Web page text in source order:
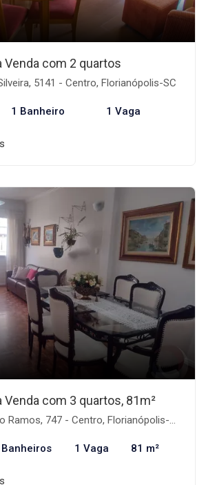
Venda com 2 quartos
5141 - Centro, Florianópolis-SC
1 Banheiro 1 Vaga
Venda com 3 quartos, 81m²
Ramos, 747 - Centro, Florianópolis-SC
Banheiros 1 Vaga 81 m²